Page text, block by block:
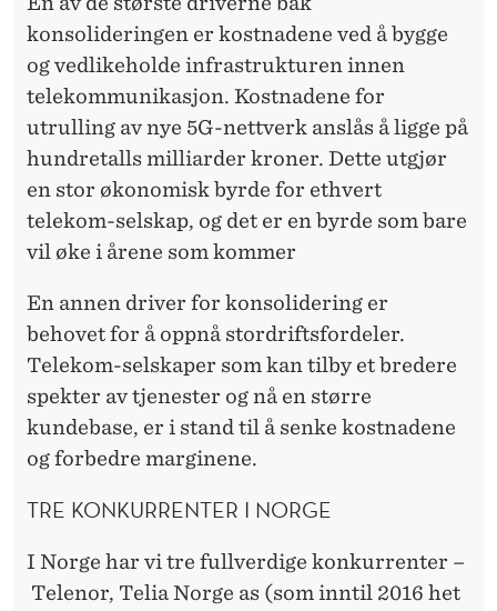
konsolideringen er kostnadene ved å bygge
og vedlikeholde infrastrukturen innen
telekommunikasjon. Kostnadene for
utrulling av nye 5G-nettverk anslås å ligge på
hundretalls milliarder kroner. Dette utgjør
en stor økonomisk byrde for ethvert
telekom-selskap, og det er en byrde som bare
vil øke i årene som kommer
En annen driver for konsolidering er
behovet for å oppnå stordriftsfordeler.
Telekom-selskaper som kan tilby et bredere
spekter av tjenester og nå en større
kundebase, er i stand til å senke kostnadene
og forbedre marginene.
TRE KONKURRENTER I NORGE
I Norge har vi tre fullverdige konkurrenter –
Telenor, Telia Norge as (som inntil 2016 het